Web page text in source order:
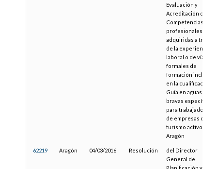
Evaluación y
Acreditación de
Competencias
profesionales
adquiridas a través
de la experiencia
laboral o de vías no
formales de
formación incluidas
en la cualificación
Guía en aguas
bravas específico
para trabajadores
de empresas de
turismo activo de
Aragón
62219 Aragón 04/03/2016 Resolución
del Director
General de